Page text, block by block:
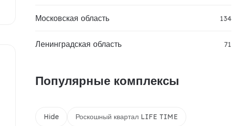
Московская область 134
Ленинградская область 71
Популярные комплексы
Hide Роскошный квартал LIFE TIME